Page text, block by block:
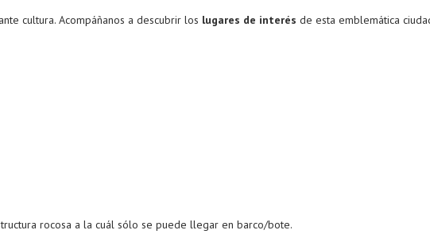
cultura. Acompáñanos a descubrir los lugares de interés de esta emblemática
rocosa a la cuál sólo se puede llegar en barco/bote.